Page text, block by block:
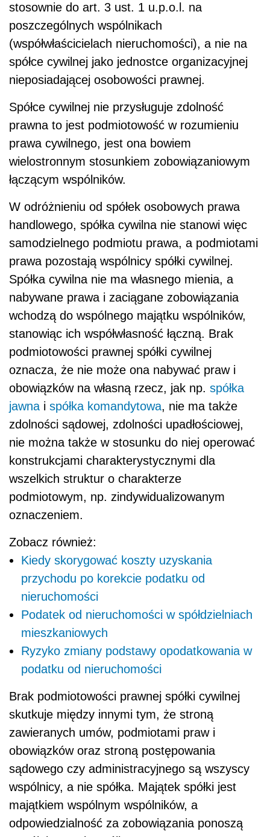
stosownie do art. 3 ust. 1 u.p.o.l. na
poszczególnych wspólnikach
(współwłaścicielach nieruchomości), a nie na
spółce cywilnej jako jednostce organizacyjnej
nieposiadającej osobowości prawnej.
Spółce cywilnej nie przysługuje zdolność
prawna to jest podmiotowość w rozumieniu
prawa cywilnego, jest ona bowiem
wielostronnym stosunkiem zobowiązaniowym
łączącym wspólników.
W odróżnieniu od spółek osobowych prawa
handlowego, spółka cywilna nie stanowi więc
samodzielnego podmiotu prawa, a podmiotami
prawa pozostają wspólnicy spółki cywilnej.
Spółka cywilna nie ma własnego mienia, a
nabywane prawa i zaciągane zobowiązania
wchodzą do wspólnego majątku wspólników,
stanowiąc ich współwłasność łączną. Brak
podmiotowości prawnej spółki cywilnej
oznacza, że nie może ona nabywać praw i
obowiązków na własną rzecz, jak np. spółka
jawna i spółka komandytowa, nie ma także
zdolności sądowej, zdolności upadłościowej,
nie można także w stosunku do niej operować
konstrukcjami charakterystycznymi dla
wszelkich struktur o charakterze
podmiotowym, np. zindywidualizowanym
oznaczeniem.
Zobacz również:
Kiedy skorygować koszty uzyskania
przychodu po korekcie podatku od
nieruchomości
Podatek od nieruchomości w spółdzielniach
mieszkaniowych
Ryzyko zmiany podstawy opodatkowania w
podatku od nieruchomości
Brak podmiotowości prawnej spółki cywilnej
skutkuje między innymi tym, że stroną
zawieranych umów, podmiotami praw i
obowiązków oraz stroną postępowania
sądowego czy administracyjnego są wszyscy
wspólnicy, a nie spółka. Majątek spółki jest
majątkiem wspólnym wspólników, a
odpowiedzialność za zobowiązania ponoszą